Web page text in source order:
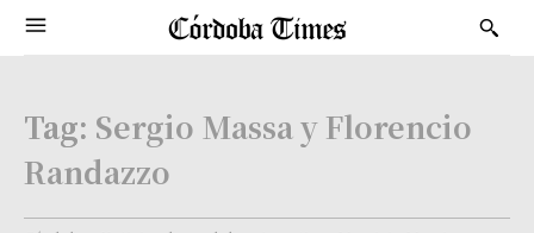
Tag: Sergio Massa y Florencio
Randazzo